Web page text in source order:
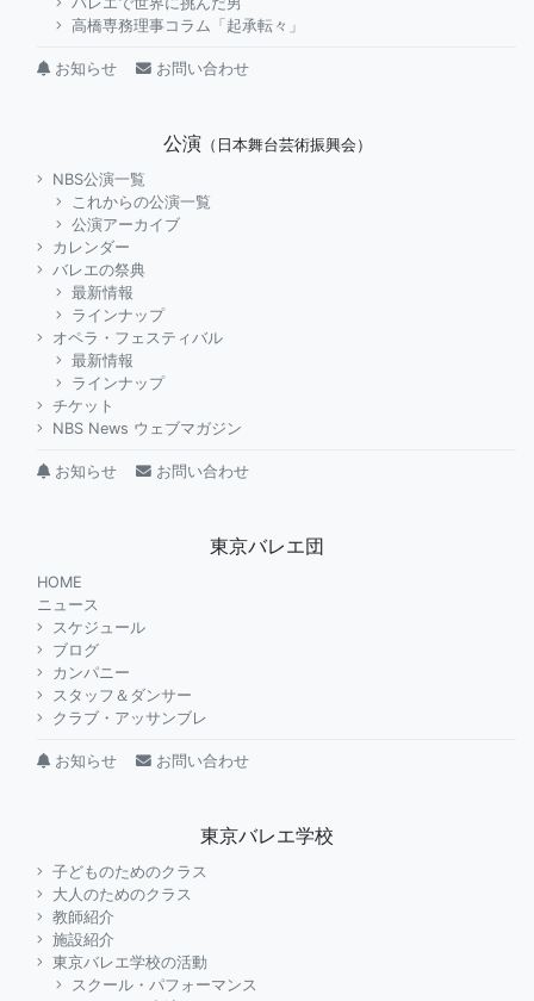
高橋専務理事コラム「起承転々」
お知らせ お問い合わせ
公演 （日本舞台芸術振興会）
NBS公演一覧
これからの公演一覧
公演アーカイブ
カレンダー
バレエの祭典
最新情報
ラインナップ
オペラ・フェスティバル
最新情報
ラインナップ
チケット
NBS News ウェブマガジン
お知らせ お問い合わせ
東京バレエ団
HOME
ニュース
スケジュール
ブログ
カンパニー
スタッフ＆ダンサー
クラブ・アッサンブレ
お知らせ お問い合わせ
東京バレエ学校
子どものためのクラス
大人のためのクラス
教師紹介
施設紹介
東京バレエ学校の活動
スクール・パフォーマンス